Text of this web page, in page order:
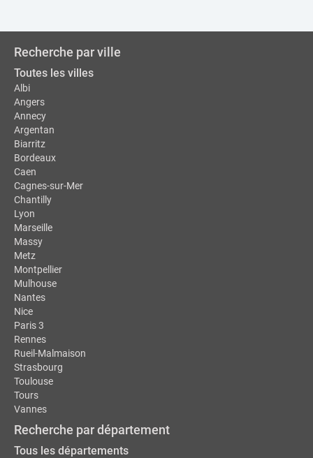
Recherche par ville
Toutes les villes
Albi
Angers
Annecy
Argentan
Biarritz
Bordeaux
Caen
Cagnes-sur-Mer
Chantilly
Lyon
Marseille
Massy
Metz
Montpellier
Mulhouse
Nantes
Nice
Paris 3
Rennes
Rueil-Malmaison
Strasbourg
Toulouse
Tours
Vannes
Recherche par département
Tous les départements